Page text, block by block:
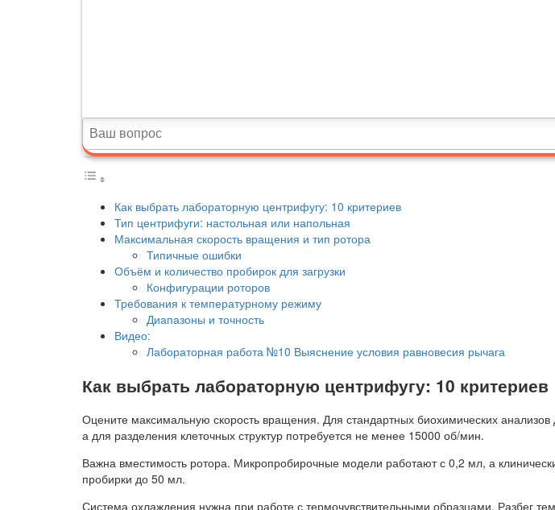
Как выбрать лабораторную центрифугу: 10 критериев
Тип центрифуги: настольная или напольная
Максимальная скорость вращения и тип ротора
Типичные ошибки
Объём и количество пробирок для загрузки
Конфигурации роторов
Требования к температурному режиму
Диапазоны и точность
Видео:
Лабораторная работа №10 Выяснение условия равновесия рычага
Как выбрать лабораторную центрифугу: 10 критериев
Оцените максимальную скорость вращения. Для стандартных биохимических анализов
а для разделения клеточных структур потребуется не менее 15000 об/мин.
Важна вместимость ротора. Микропробирочные модели работают с 0,2 мл, а
пробирки до 50 мл.
Система охлаждения нужна при работе с термочувствительными образцами. Разбег